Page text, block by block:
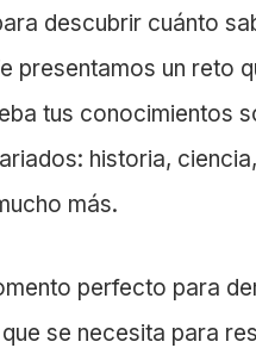
descubrir cuánto
presentamos un reto
tus conocimientos
historia, ciencia,
más.
perfecto para
se necesita para